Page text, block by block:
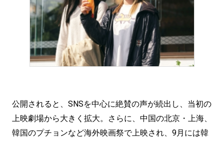
公開されると、SNSを中心に絶賛の声が続出し、当初の
上映劇場から大きく拡大。さらに、中国の北京・上海、
韓国のプチョンなど海外映画祭で上映され、9月には韓